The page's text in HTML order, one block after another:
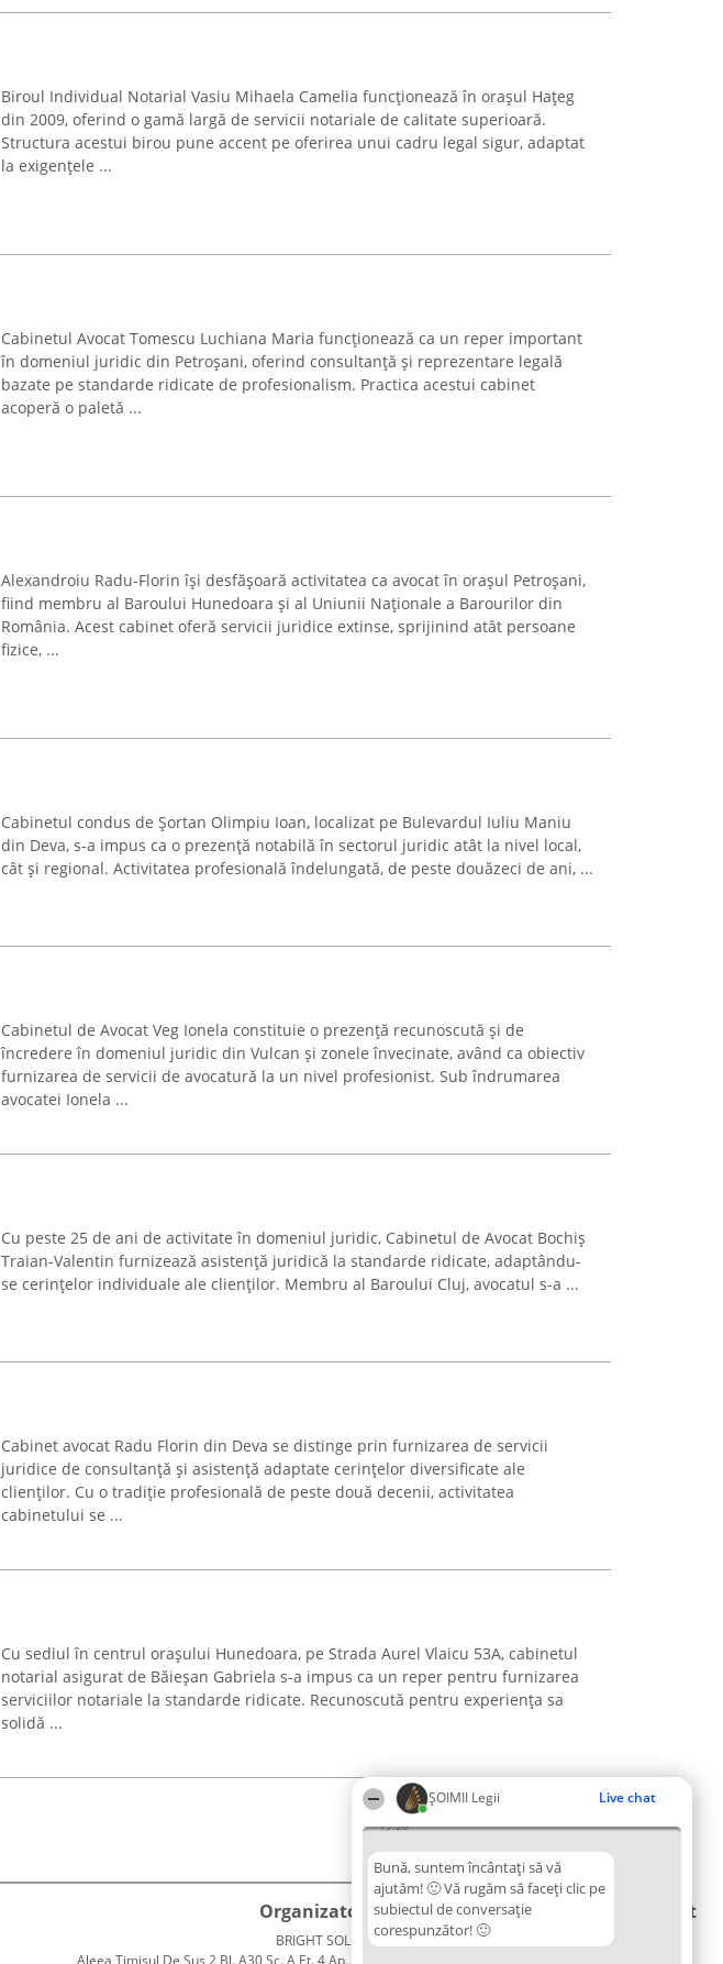
ȘOIMII Legii Live chat
19:28
Bună, suntem încântați să vă
ajutăm! 🙂 Vă rugăm să faceți clic pe
subiectul de conversație
corespunzător! 🙂
Biroul Individual Notarial Vasiu Mihaela Camelia funcționează în orașul Hațeg
din 2009, oferind o gamă largă de servicii notariale de calitate superioară.
Structura acestui birou pune accent pe oferirea unui cadru legal sigur, adaptat
la exigențele ...
Cabinetul Avocat Tomescu Luchiana Maria funcționează ca un reper important
în domeniul juridic din Petroșani, oferind consultanță și reprezentare legală
bazate pe standarde ridicate de profesionalism. Practica acestui cabinet
acoperă o paletă ...
Alexandroiu Radu-Florin își desfășoară activitatea ca avocat în orașul Petroșani,
fiind membru al Baroului Hunedoara și al Uniunii Naționale a Barourilor din
România. Acest cabinet oferă servicii juridice extinse, sprijinind atât persoane
fizice, ...
Cabinetul condus de Șortan Olimpiu Ioan, localizat pe Bulevardul Iuliu Maniu
din Deva, s-a impus ca o prezență notabilă în sectorul juridic atât la nivel local,
cât și regional. Activitatea profesională îndelungată, de peste douăzeci de ani, ...
Cabinetul de Avocat Veg Ionela constituie o prezență recunoscută și de
încredere în domeniul juridic din Vulcan și zonele învecinate, având ca obiectiv
furnizarea de servicii de avocatură la un nivel profesionist. Sub îndrumarea
avocatei Ionela ...
Cu peste 25 de ani de activitate în domeniul juridic, Cabinetul de Avocat Bochiș
Traian-Valentin furnizează asistență juridică la standarde ridicate, adaptându-
se cerințelor individuale ale clienților. Membru al Baroului Cluj, avocatul s-a ...
Cabinet avocat Radu Florin din Deva se distinge prin furnizarea de servicii
juridice de consultanță și asistență adaptate cerințelor diversificate ale
clienților. Cu o tradiție profesională de peste două decenii, activitatea
cabinetului se ...
Cu sediul în centrul orașului Hunedoara, pe Strada Aurel Vlaicu 53A, cabinetul
notarial asigurat de Băieșan Gabriela s-a impus ca un reper pentru furnizarea
serviciilor notariale la standarde ridicate. Recunoscută pentru experiența sa
solidă ...
Organizator Ranking
BRIGHT SOLUTIONS BR SRL
Aleea Timisul De Sus 2 Bl. A30 Sc. A Et. 4 Ap. 13 Cod 061952
Plebiscyt Contact